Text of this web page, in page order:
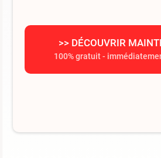
>> DÉCOUVRIR
100% gratuit -